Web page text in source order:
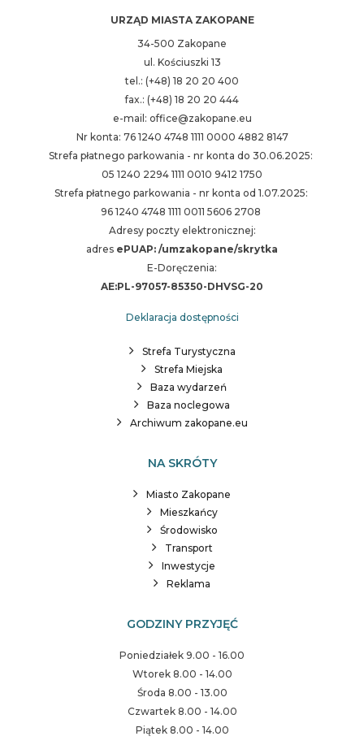
URZĄD MIASTA ZAKOPANE
34-500 Zakopane
ul. Kościuszki 13
tel.: (+48) 18 20 20 400
fax.: (+48) 18 20 20 444
e-mail: office@zakopane.eu
Nr konta: 76 1240 4748 1111 0000 4882 8147
Strefa płatnego parkowania - nr konta do 30.06.2025:
05 1240 2294 1111 0010 9412 1750
Strefa płatnego parkowania - nr konta od 1.07.2025:
96 1240 4748 1111 0011 5606 2708
Adresy poczty elektronicznej:
adres ePUAP: /umzakopane/skrytka
E-Doręczenia:
AE:PL-97057-85350-DHVSG-20
Deklaracja dostępności
Strefa Turystyczna
Strefa Miejska
Baza wydarzeń
Baza noclegowa
Archiwum zakopane.eu
NA SKRÓTY
Miasto Zakopane
Mieszkańcy
Środowisko
Transport
Inwestycje
Reklama
GODZINY PRZYJĘĆ
Poniedziałek 9.00 - 16.00
Wtorek 8.00 - 14.00
Środa 8.00 - 13.00
Czwartek 8.00 - 14.00
Piątek 8.00 - 14.00